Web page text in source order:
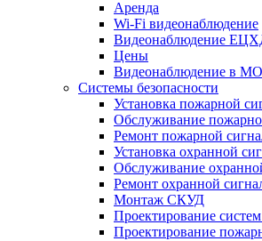
Аренда
Wi-Fi видеонаблюдение
Видеонаблюдение
Цены
Видеонаблюдение в МО
Системы безопасности
Установка пожарной
Обслуживание
Ремонт пожарной
Установка охранной
Обслуживание
Ремонт охранной
Монтаж СКУД
Проектирование
Проектирование